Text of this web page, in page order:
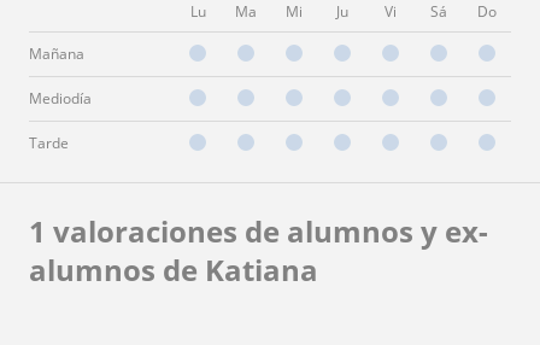
Lu Ma Mi Ju Vi Sá Do
Mañana
Mediodía
Tarde
1 valoraciones de alumnos y ex-
alumnos de Katiana